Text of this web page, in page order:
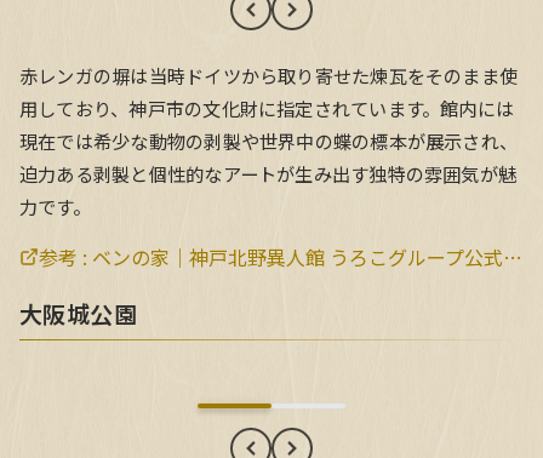
赤レンガの塀は当時ドイツから取り寄せた煉瓦をそのまま使
用しており、神戸市の文化財に指定されています。館内には
現在では希少な動物の剥製や世界中の蝶の標本が展示され、
迫力ある剥製と個性的なアートが生み出す独特の雰囲気が魅
力です。
参考 : ベンの家｜神戸北野異人館 うろこグループ公式サイト
大阪城公園